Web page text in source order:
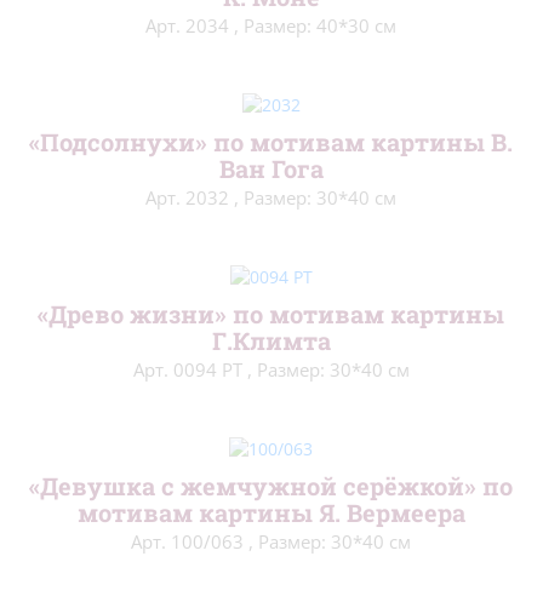
Арт. 2034 , Размер: 40*30 см
«Подсолнухи» по мотивам картины В.
Ван Гога
Арт. 2032 , Размер: 30*40 см
«Древо жизни» по мотивам картины
Г.Климта
Арт. 0094 РТ, Размер: 30*40 см
«‎Девушка с жемчужной серёжкой»‎ по
мотивам картины Я. Вермеера
Арт. 100/063 , Размер: 30*40 см